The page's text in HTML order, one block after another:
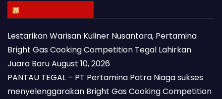
Lestarikan Warisan Kuliner Nusantara, Pertamina
Bright Gas Cooking Competition Tegal Lahirkan
Juara BaruAugust 10, 2026
PANTAU TEGAL – PT Pertamina Patra Niaga sukses
menyelenggarakan Bright Gas Cooking Competition